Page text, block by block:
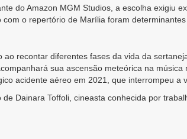
do Amazon MGM Studios, a escolha exigiu
o repertório de Marília foram
recontar diferentes fases da vida da
sua ascensão meteórica na
acidente aéreo em 2021, que interrompeu a
Dainara Toffoli, cineasta conhecida por